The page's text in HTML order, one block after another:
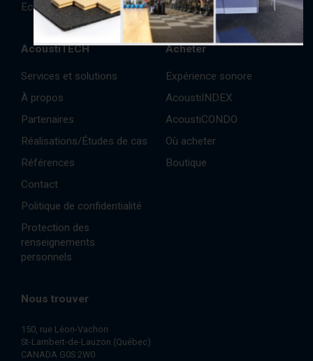
Ecore
AcoustiTECH
Services et solutions
À propos
Partenaires
Réalisations/Études de cas
Références
Contact
Politique de confidentialité
Protection des
renseignements
personnels
Acheter
Expérience sonore
AcoustiINDEX
AcoustiCONDO
Où acheter
Boutique
Nous trouver
150, rue Léon-Vachon
St-Lambert-de-Lauzon (Québec)
CANADA G0S 2W0